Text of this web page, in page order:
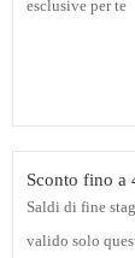
esclusive per te
Sconto fino a
Saldi di fine
valido solo